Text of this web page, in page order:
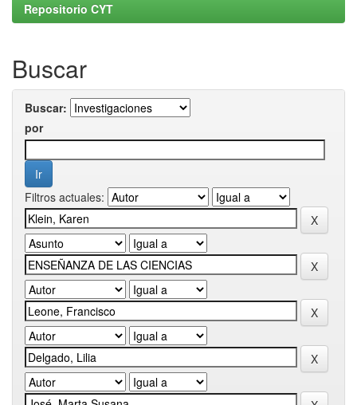
Repositorio CYT
Buscar
Buscar:
por
Filtros actuales: